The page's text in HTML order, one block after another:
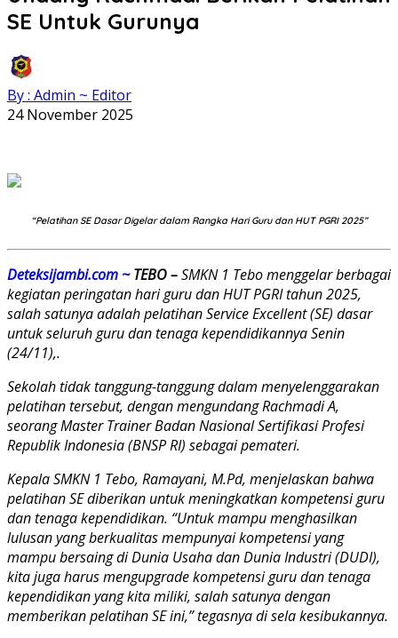
SE Untuk Gurunya
By : Admin ~ Editor
24 November 2025
“Pelatihan SE Dasar Digelar dalam Rangka Hari Guru dan HUT PGRI 2025”
Deteksijambi.com ~ TEBO –SMKN 1 Tebo menggelar berbagai
kegiatan peringatan hari guru dan HUT PGRI tahun 2025,
salah satunya adalah pelatihan Service Excellent (SE) dasar
untuk seluruh guru dan tenaga kependidikannya Senin
(24/11),.
Sekolah tidak tanggung-tanggung dalam menyelenggarakan
pelatihan tersebut, dengan mengundang Rachmadi A,
seorang Master Trainer Badan Nasional Sertifikasi Profesi
Republik Indonesia (BNSP RI) sebagai pemateri.
Kepala SMKN 1 Tebo, Ramayani, M.Pd, menjelaskan bahwa
pelatihan SE diberikan untuk meningkatkan kompetensi guru
dan tenaga kependidikan. “Untuk mampu menghasilkan
lulusan yang berkualitas mempunyai kompetensi yang
mampu bersaing di Dunia Usaha dan Dunia Industri (DUDI),
kita juga harus mengupgrade kompetensi guru dan tenaga
kependidikan yang kita miliki, salah satunya dengan
memberikan pelatihan SE ini,” tegasnya di sela kesibukannya.